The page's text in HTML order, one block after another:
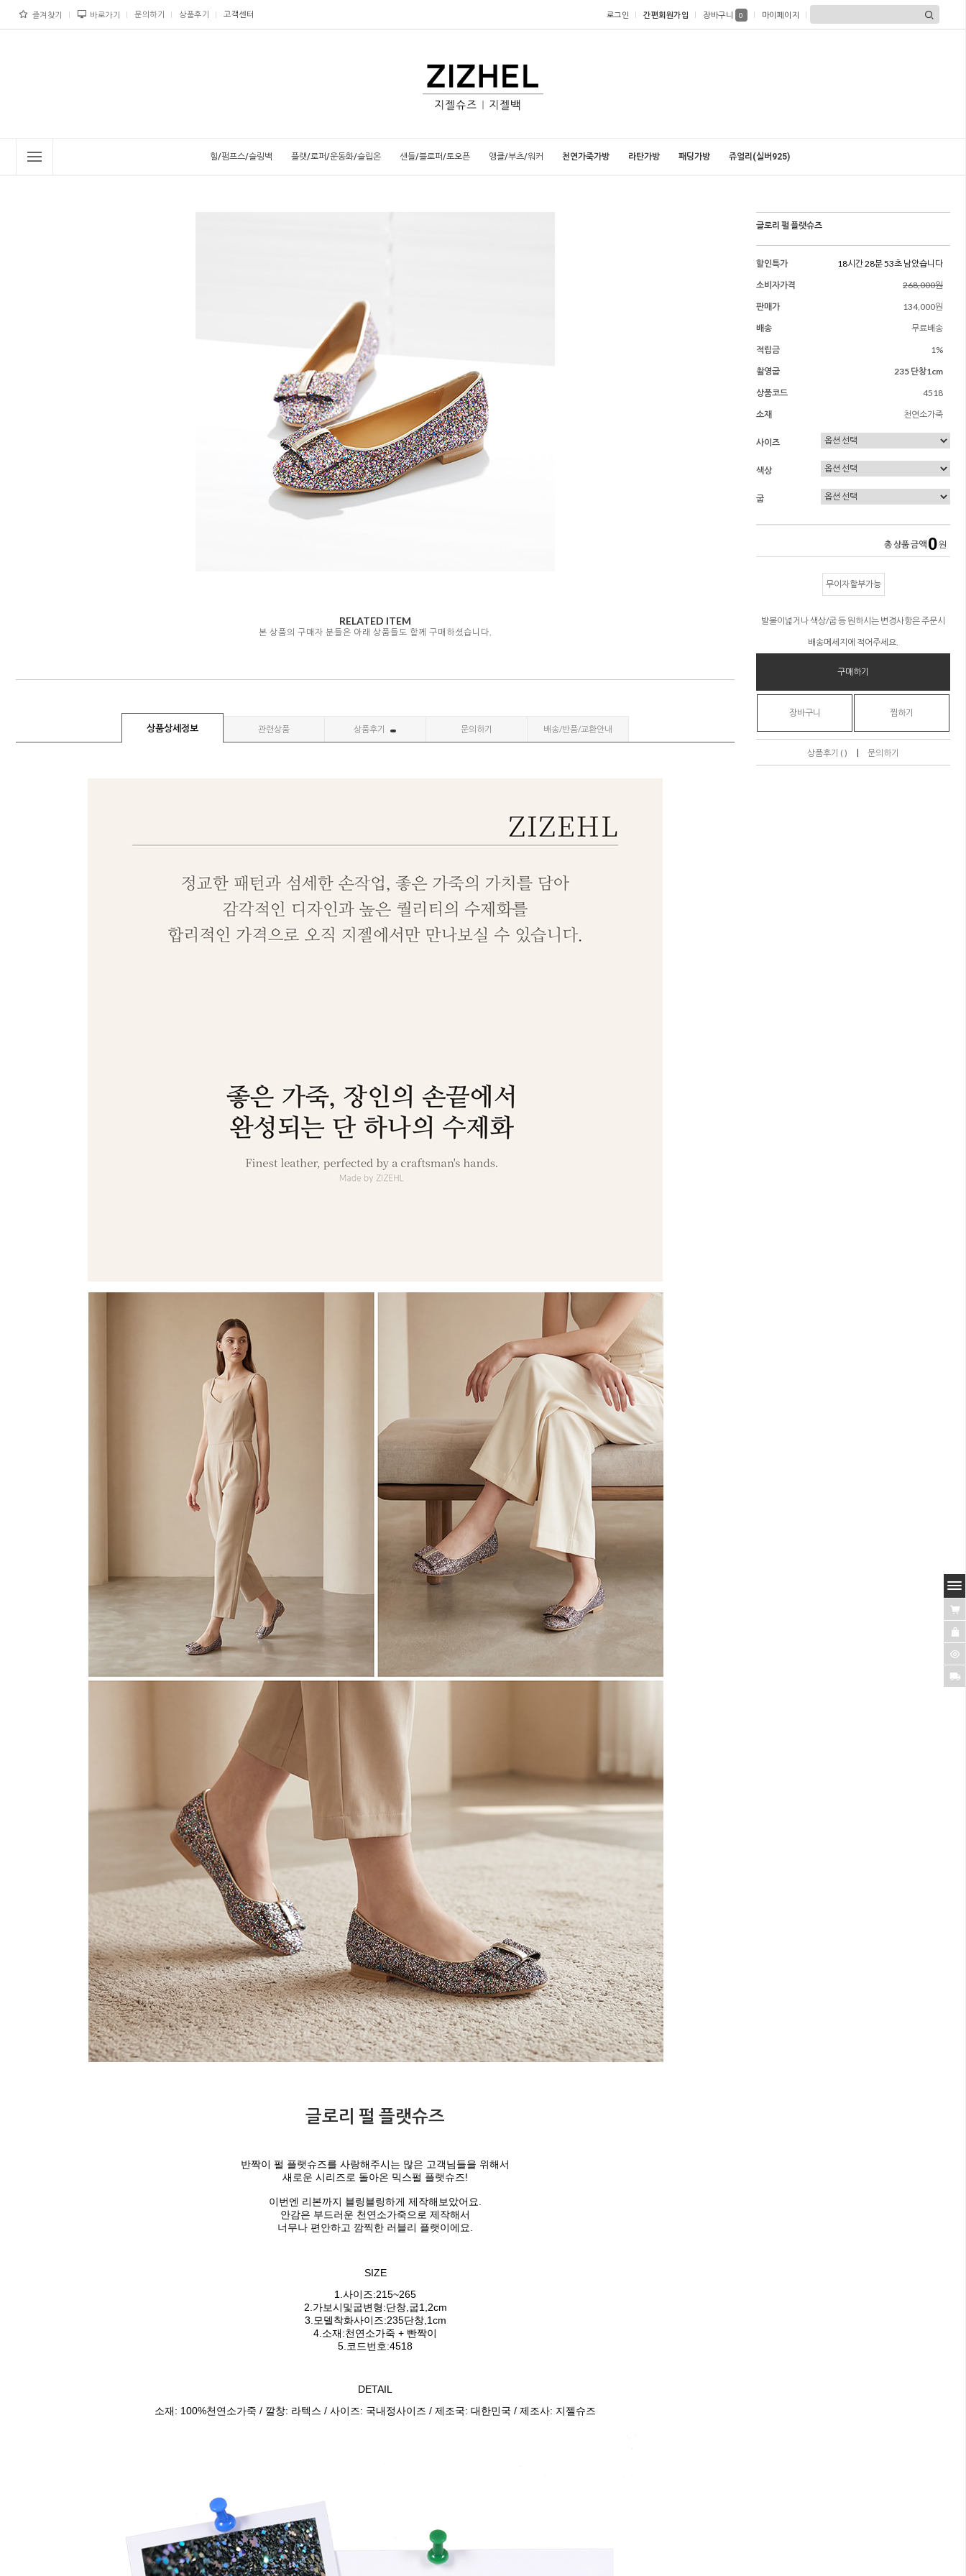
즐겨찾기 바로가기 문의하기 상품후기 고객센터 로그인 간편회원가입 장바구니 0 마이페이지
힐/펌프스/슬링백 플랫/로퍼/운동화/슬립온 샌들/블로퍼/토오픈 앵클/부츠/워커 천연가죽가방 라탄가방 패딩가방 쥬얼리(실버925)
RELATED ITEM
본 상품의 구매자 분들은 아래 상품들도 함께 구매하셨습니다.
상품상세정보 관련상품 상품후기 문의하기 배송/반품/교환안내
글로리 펄 플랫슈즈
반짝이 펄 플랫슈즈를 사랑해주시는 많은 고객님들을 위해서
새로운 시리즈로 돌아온 믹스펄 플랫슈즈!
이번엔 리본까지 블링블링하게 제작해보았어요.
안감은 부드러운 천연소가죽으로 제작해서
너무나 편안하고 깜찍한 러블리 플랫이에요.
SIZE
1.사이즈:215~265
2.가보시및굽변형:단창,굽1,2cm
3.모델착화사이즈:235단창,1cm
4.소재:천연소가죽 + 빤짝이
5.코드번호:4518
DETAIL
소재: 100%천연소가죽 / 깔창: 라텍스 / 사이즈: 국내정사이즈 / 제조국: 대한민국 / 제조사: 지젤슈즈
글로리 펄 플랫슈즈
할인특가
18시간 28분 51초 남았습니다
소비자가격
268,000원
판매가
134,000원
배송
무료배송
적립금
1%
촬영굽
235 단창1cm
상품코드
4518
소재
천연소가죽
사이즈
색상
굽
총 상품 금액 0 원
무이자할부가능
발볼이넓거나 색상/굽 등 원하시는 변경사항은 주문시
배송메세지에 적어주세요.
구매하기
장바구니 찜하기
상품후기 ( ) | 문의하기